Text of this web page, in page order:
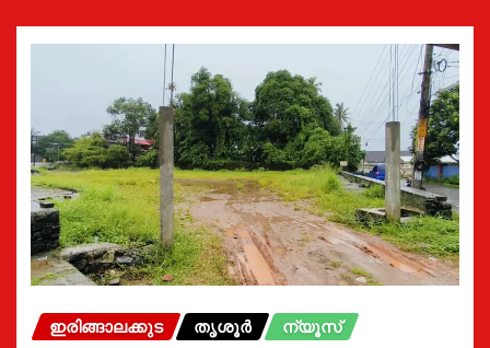
ഇരിങ്ങാലക്കുട തൃശൂർ ന്യൂസ്